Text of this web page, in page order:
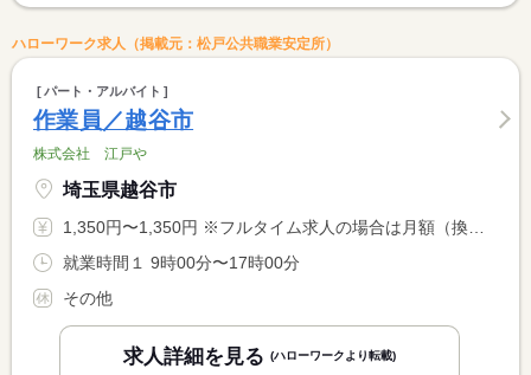
ハローワーク求人（掲載元：松戸公共職業安定所）
パート・アルバイト
作業員／越谷市
株式会社 江戸や
埼玉県越谷市
1,350円〜1,350円 ※フルタイム求人の場合は月額（換算額）、パート求人の場合は時間額を表示しています。
就業時間１ 9時00分〜17時00分
その他
求人詳細を見る (ハローワークより転載)